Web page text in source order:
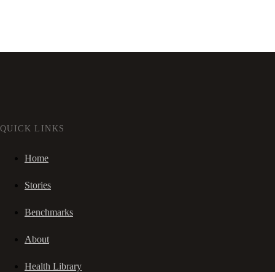
QUICK LINKS
Home
Stories
Benchmarks
About
Health Library